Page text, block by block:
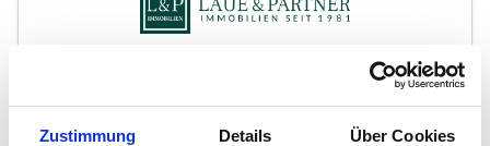
Zustimmung Details Über Cookies
LAUE & PARTNER Wohn-, Gewerbe- &